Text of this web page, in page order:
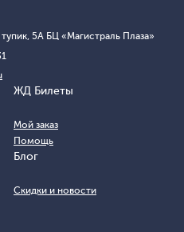
5А БЦ «Магистраль Плаза»
ЖД Билеты
Мой заказ
Помощь
Блог
Скидки и новости